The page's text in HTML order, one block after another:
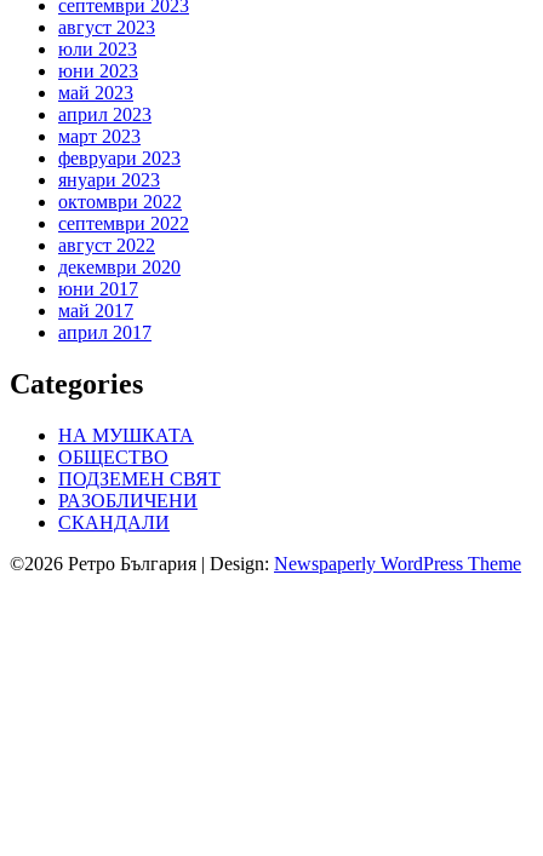
септември 2023
август 2023
юли 2023
юни 2023
май 2023
април 2023
март 2023
февруари 2023
януари 2023
октомври 2022
септември 2022
август 2022
декември 2020
юни 2017
май 2017
април 2017
Categories
НА МУШКАТА
ОБЩЕСТВО
ПОДЗЕМЕН СВЯТ
РАЗОБЛИЧЕНИ
СКАНДАЛИ
©2026 Ретро България | Design: Newspaperly WordPress Theme